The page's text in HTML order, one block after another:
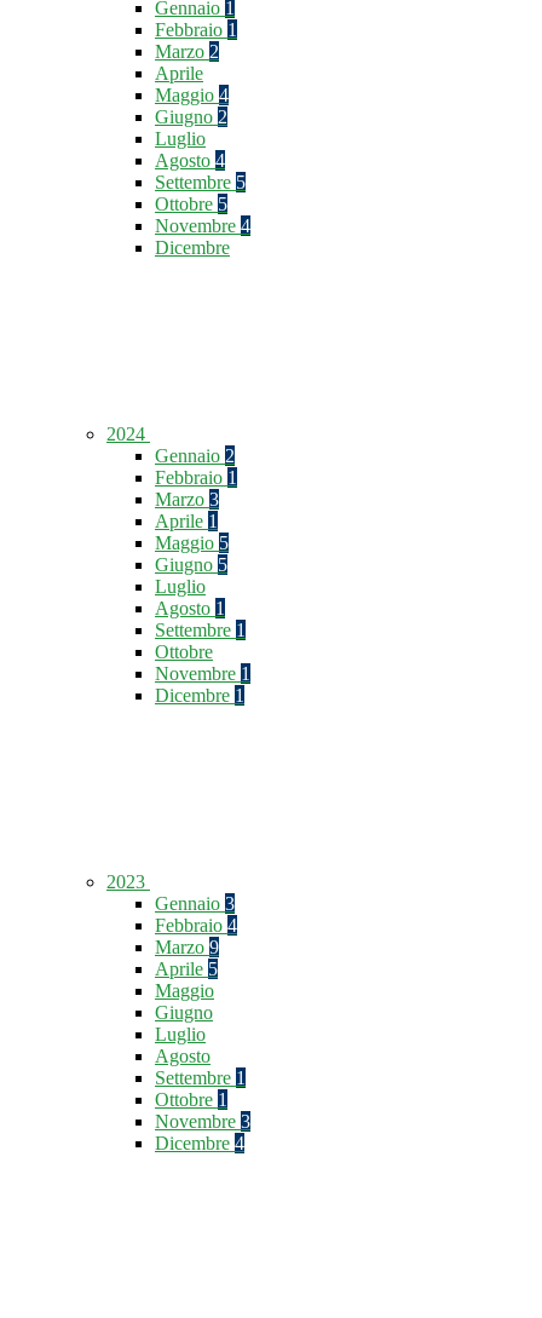
Gennaio 1
Febbraio 1
Marzo 2
Aprile
Maggio 4
Giugno 2
Luglio
Agosto 4
Settembre 5
Ottobre 5
Novembre 4
Dicembre
2024
Gennaio 2
Febbraio 1
Marzo 3
Aprile 1
Maggio 5
Giugno 5
Luglio
Agosto 1
Settembre 1
Ottobre
Novembre 1
Dicembre 1
2023
Gennaio 3
Febbraio 4
Marzo 9
Aprile 5
Maggio
Giugno
Luglio
Agosto
Settembre 1
Ottobre 1
Novembre 3
Dicembre 4